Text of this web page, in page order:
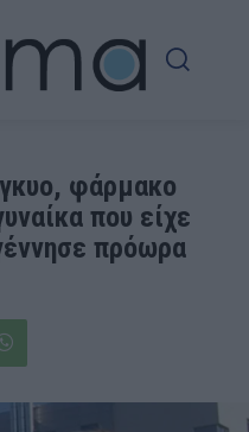
φάρμακο
που είχε
πρόωρα